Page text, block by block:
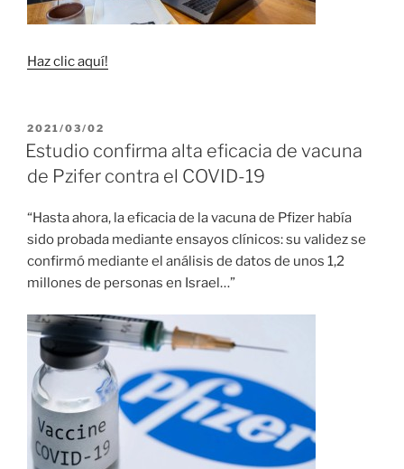
Haz clic aquí!
PUBLICADO
EL
2021/03/02
Estudio confirma alta eficacia de vacuna
de Pzifer contra el COVID-19
“Hasta ahora, la eficacia de la vacuna de Pfizer había
sido probada mediante ensayos clínicos: su validez se
confirmó mediante el análisis de datos de unos 1,2
millones de personas en Israel…”